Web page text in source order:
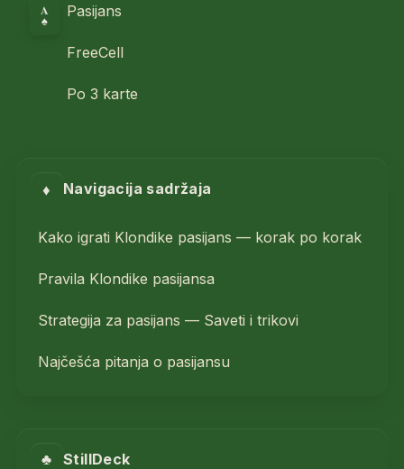
A
♠
Pasijans
FreeCell
Po 3 karte
♦ Navigacija sadržaja
Kako igrati Klondike pasijans — korak po korak
Pravila Klondike pasijansa
Strategija za pasijans — Saveti i trikovi
Najčešća pitanja o pasijansu
♣ StillDeck